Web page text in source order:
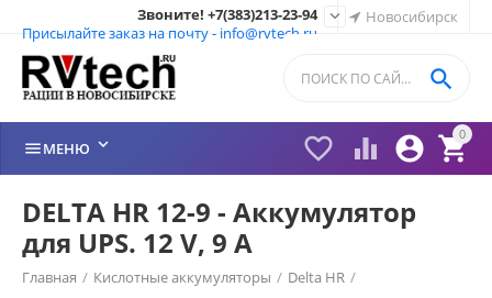
Новосибирск
Звоните! +7(383)213-23-94
Присылайте заказ на почту - info@rvtech.ru

0


 

МЕНЮ 
DELTA HR 12-9 - Аккумулятор
для UPS. 12 V, 9 A
Главная / Кислотные аккумуляторы / Delta HR /